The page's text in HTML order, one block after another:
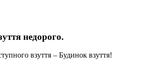
недорого.
взуття – Будинок взуття!